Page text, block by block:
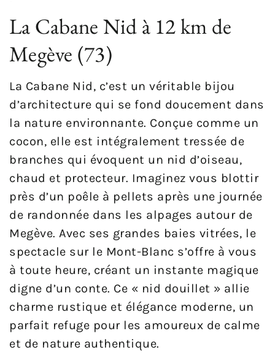
La Cabane Nid à 12 km de
Megève (73)
La Cabane Nid, c’est un véritable bijou
d’architecture qui se fond doucement dans
la nature environnante. Conçue comme un
cocon, elle est intégralement tressée de
branches qui évoquent un nid d’oiseau,
chaud et protecteur. Imaginez vous blottir
près d’un poêle à pellets après une journée
de randonnée dans les alpages autour de
Megève. Avec ses grandes baies vitrées, le
spectacle sur le Mont-Blanc s’offre à vous
à toute heure, créant un instante magique
digne d’un conte. Ce « nid douillet » allie
charme rustique et élégance moderne, un
parfait refuge pour les amoureux de calme
et de nature authentique.